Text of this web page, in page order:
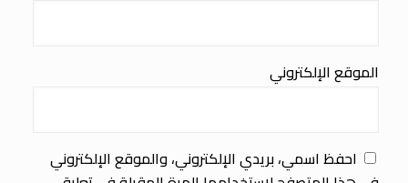
الموقع الإلكتروني
احفظ اسمي، بريدي الإلكتروني، والموقع الإلكتروني